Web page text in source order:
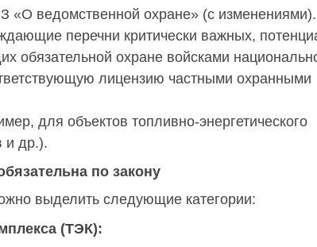
ведомственной охране» (с изменениями).
перечни критически важных,
обязательной охране войсками
лицензию частными охранными
для объектов топливно-энергетического
и др.).
по закону
выделить следующие категории:
(ТЭК):